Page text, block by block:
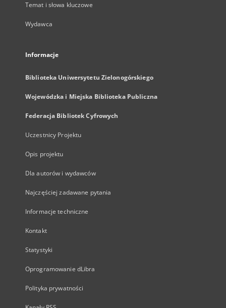
Temat i słowa kluczowe
Wydawca
Informacje
Biblioteka Uniwersytetu Zielonogórskiego
Wojewódzka i Miejska Biblioteka Publiczna
Federacja Bibliotek Cyfrowych
Uczestnicy Projektu
Opis projektu
Dla autorów i wydawców
Najczęściej zadawane pytania
Informacje techniczne
Kontakt
Statystyki
Oprogramowanie dLibra
Polityka prywatności